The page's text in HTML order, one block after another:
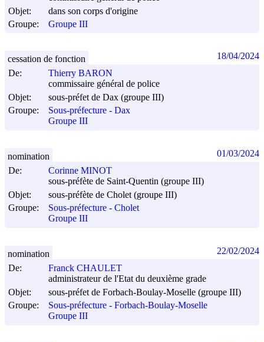
Objet:
dans son corps d'origine
Groupe:
Groupe III
De:
Thierry BARON
commissaire général de police
Objet:
sous-préfet de Dax (groupe III)
Groupe:
Sous-préfecture - Dax
Groupe III
cessation de fonction 18/04/2024
De:
Corinne MINOT
sous-préfète de Saint-Quentin (groupe III)
Objet:
sous-préfète de Cholet (groupe III)
Groupe:
Sous-préfecture - Cholet
Groupe III
nomination 01/03/2024
De:
Franck CHAULET
administrateur de l'Etat du deuxième grade
Objet:
sous-préfet de Forbach-Boulay-Moselle (groupe III)
Groupe:
Sous-préfecture - Forbach-Boulay-Moselle
Groupe III
nomination 22/02/2024